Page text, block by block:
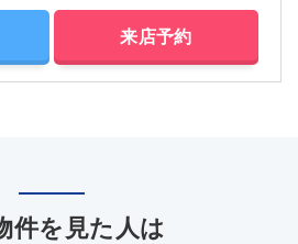
来店予約
件を見た人は